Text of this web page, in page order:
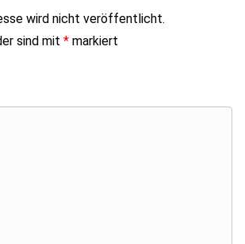
wird nicht veröffentlicht.
sind mit * markiert